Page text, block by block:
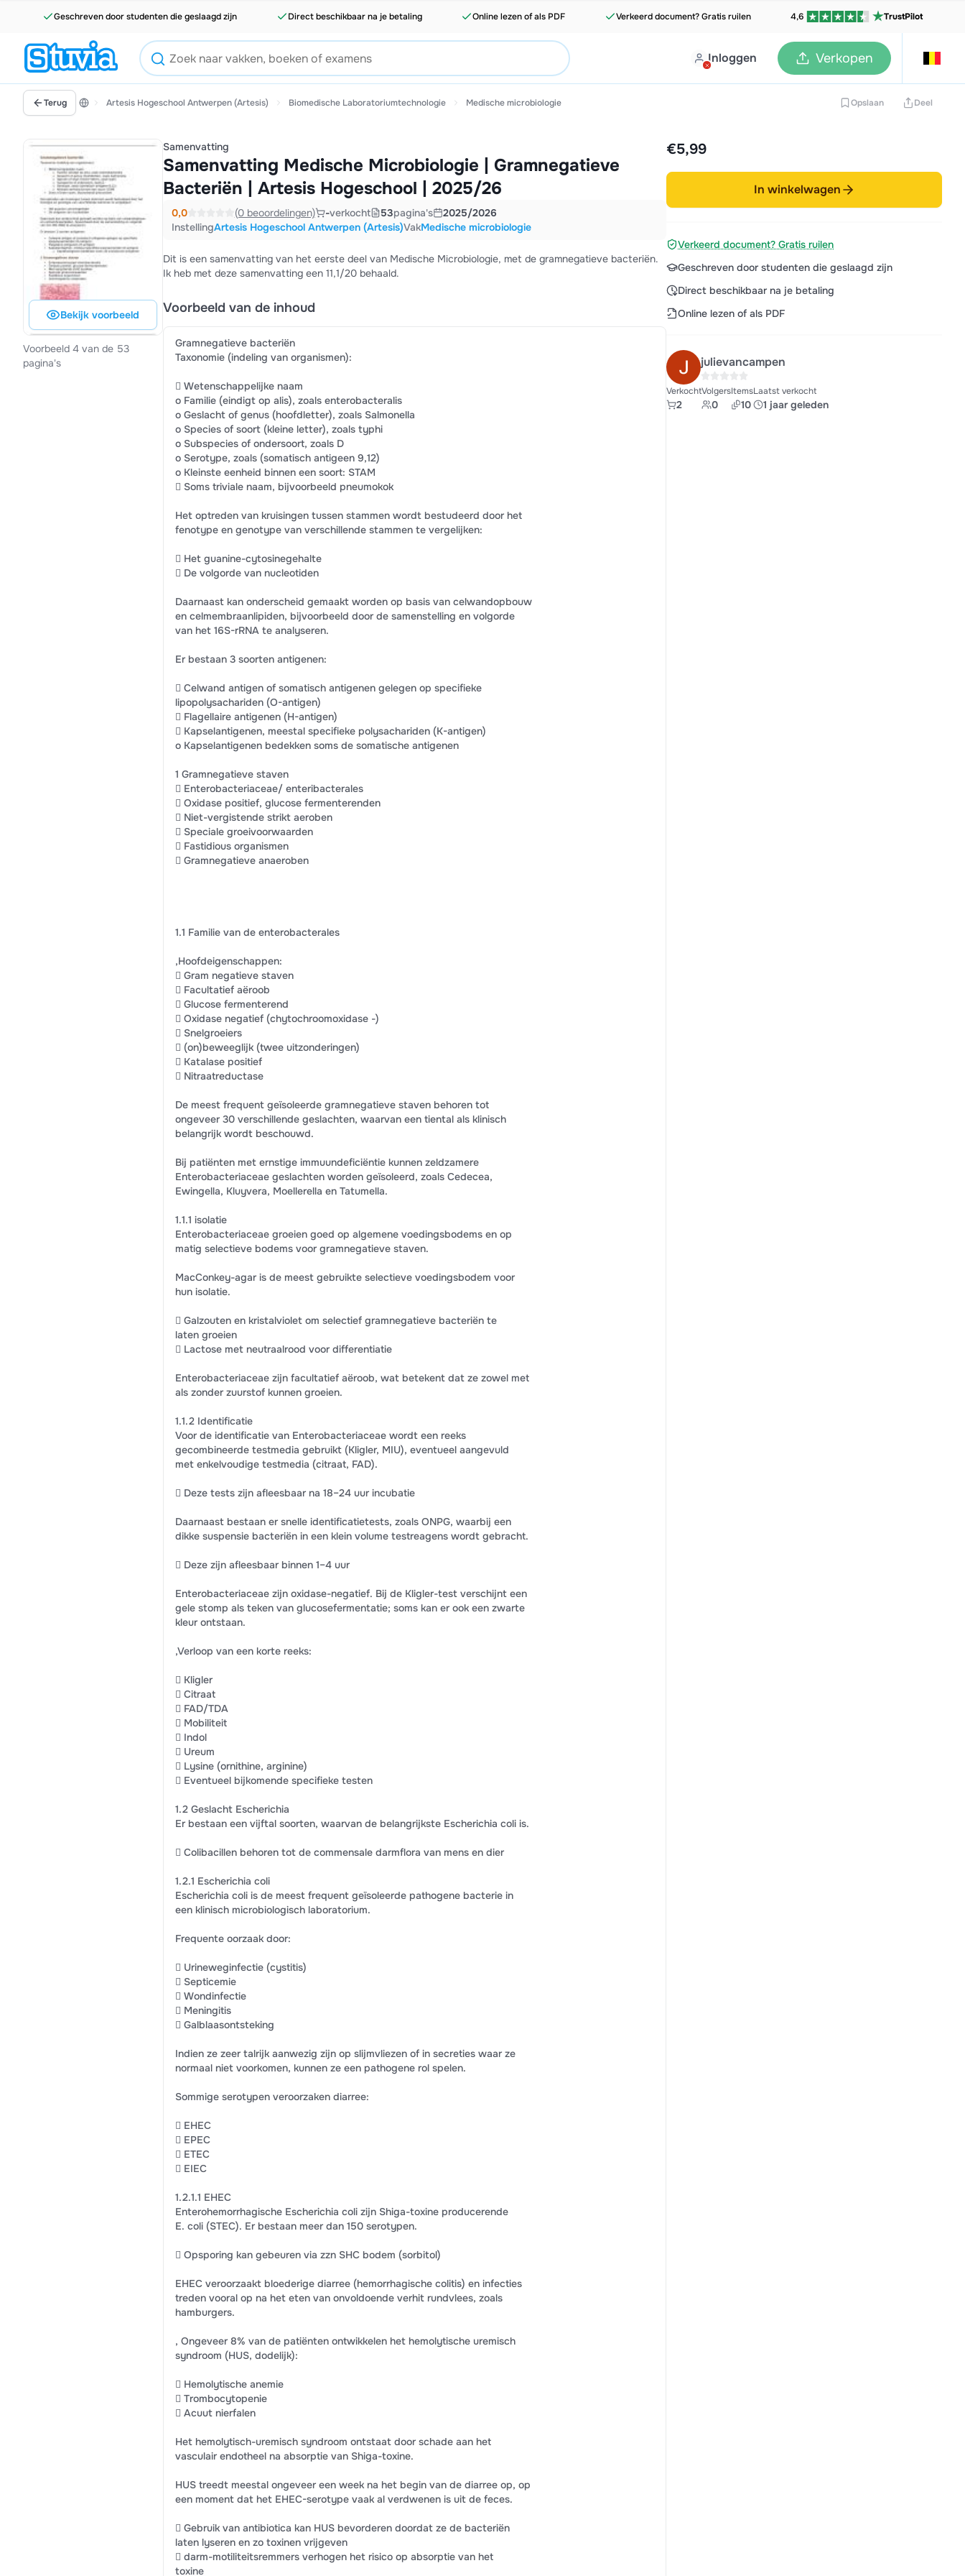
Geschreven door studenten die geslaagd zijn Direct beschikbaar na je betaling Online lezen of als PDF Verkeerd document? Gratis ruilen 4,6 TrustPilot
Inloggen Verkopen
Terug Artesis Hogeschool Antwerpen (Artesis) Biomedische Laboratoriumtechnologie Medische microbiologie Opslaan Deel
Bekijk voorbeeld
Voorbeeld 4 van de 53
pagina's
Samenvatting
Samenvatting Medische Microbiologie | Gramnegatieve
Bacteriën | Artesis Hogeschool | 2025/26
0,0 (0 beoordelingen) -verkocht 53pagina's
2025/2026
InstellingArtesis Hogeschool Antwerpen (Artesis)VakMedische microbiologie
Dit is een samenvatting van het eerste deel van Medische Microbiologie, met de gramnegatieve bacteriën.
Ik heb met deze samenvatting een 11,1/20 behaald.
Voorbeeld van de inhoud
Gramnegatieve bacteriën
Taxonomie (indeling van organismen):
 Wetenschappelijke naam
o Familie (eindigt op alis), zoals enterobacteralis
o Geslacht of genus (hoofdletter), zoals Salmonella
o Species of soort (kleine letter), zoals typhi
o Subspecies of ondersoort, zoals D
o Serotype, zoals (somatisch antigeen 9,12)
o Kleinste eenheid binnen een soort: STAM
 Soms triviale naam, bijvoorbeeld pneumokok
Het optreden van kruisingen tussen stammen wordt bestudeerd door het
fenotype en genotype van verschillende stammen te vergelijken:
 Het guanine-cytosinegehalte
 De volgorde van nucleotiden
Daarnaast kan onderscheid gemaakt worden op basis van celwandopbouw
en celmembraanlipiden, bijvoorbeeld door de samenstelling en volgorde
van het 16S-rRNA te analyseren.
Er bestaan 3 soorten antigenen:
 Celwand antigen of somatisch antigenen gelegen op specifieke
lipopolysachariden (O-antigen)
 Flagellaire antigenen (H-antigen)
 Kapselantigenen, meestal specifieke polysachariden (K-antigen)
o Kapselantigenen bedekken soms de somatische antigenen
1 Gramnegatieve staven
 Enterobacteriaceae/ enteribacterales
 Oxidase positief, glucose fermenterenden
 Niet-vergistende strikt aeroben
 Speciale groeivoorwaarden
 Fastidious organismen
 Gramnegatieve anaeroben
1.1 Familie van de enterobacterales
,Hoofdeigenschappen:
 Gram negatieve staven
 Facultatief aëroob
 Glucose fermenterend
 Oxidase negatief (chytochroomoxidase -)
 Snelgroeiers
 (on)beweeglijk (twee uitzonderingen)
 Katalase positief
 Nitraatreductase
De meest frequent geïsoleerde gramnegatieve staven behoren tot
ongeveer 30 verschillende geslachten, waarvan een tiental als klinisch
belangrijk wordt beschouwd.
Bij patiënten met ernstige immuundeficiëntie kunnen zeldzamere
Enterobacteriaceae geslachten worden geïsoleerd, zoals Cedecea,
Ewingella, Kluyvera, Moellerella en Tatumella.
1.1.1 isolatie
Enterobacteriaceae groeien goed op algemene voedingsbodems en op
matig selectieve bodems voor gramnegatieve staven.
MacConkey-agar is de meest gebruikte selectieve voedingsbodem voor
hun isolatie.
 Galzouten en kristalviolet om selectief gramnegatieve bacteriën te
laten groeien
 Lactose met neutraalrood voor differentiatie
Enterobacteriaceae zijn facultatief aëroob, wat betekent dat ze zowel met
als zonder zuurstof kunnen groeien.
1.1.2 Identificatie
Voor de identificatie van Enterobacteriaceae wordt een reeks
gecombineerde testmedia gebruikt (Kligler, MIU), eventueel aangevuld
met enkelvoudige testmedia (citraat, FAD).
 Deze tests zijn afleesbaar na 18–24 uur incubatie
Daarnaast bestaan er snelle identificatietests, zoals ONPG, waarbij een
dikke suspensie bacteriën in een klein volume testreagens wordt gebracht.
 Deze zijn afleesbaar binnen 1–4 uur
Enterobacteriaceae zijn oxidase-negatief. Bij de Kligler-test verschijnt een
gele stomp als teken van glucosefermentatie; soms kan er ook een zwarte
kleur ontstaan.
,Verloop van een korte reeks:
 Kligler
 Citraat
 FAD/TDA
 Mobiliteit
 Indol
 Ureum
 Lysine (ornithine, arginine)
 Eventueel bijkomende specifieke testen
1.2 Geslacht Escherichia
Er bestaan een vijftal soorten, waarvan de belangrijkste Escherichia coli is.
 Colibacillen behoren tot de commensale darmflora van mens en dier
1.2.1 Escherichia coli
Escherichia coli is de meest frequent geïsoleerde pathogene bacterie in
een klinisch microbiologisch laboratorium.
Frequente oorzaak door:
 Urineweginfectie (cystitis)
 Septicemie
 Wondinfectie
 Meningitis
 Galblaasontsteking
Indien ze zeer talrijk aanwezig zijn op slijmvliezen of in secreties waar ze
normaal niet voorkomen, kunnen ze een pathogene rol spelen.
Sommige serotypen veroorzaken diarree:
 EHEC
 EPEC
 ETEC
 EIEC
1.2.1.1 EHEC
Enterohemorrhagische Escherichia coli zijn Shiga-toxine producerende
E. coli (STEC). Er bestaan meer dan 150 serotypen.
 Opsporing kan gebeuren via zzn SHC bodem (sorbitol)
EHEC veroorzaakt bloederige diarree (hemorrhagische colitis) en infecties
treden vooral op na het eten van onvoldoende verhit rundvlees, zoals
hamburgers.
, Ongeveer 8% van de patiënten ontwikkelen het hemolytische uremisch
syndroom (HUS, dodelijk):
 Hemolytische anemie
 Trombocytopenie
 Acuut nierfalen
Het hemolytisch-uremisch syndroom ontstaat door schade aan het
vasculair endotheel na absorptie van Shiga-toxine.
HUS treedt meestal ongeveer een week na het begin van de diarree op, op
een moment dat het EHEC-serotype vaak al verdwenen is uit de feces.
 Gebruik van antibiotica kan HUS bevorderen doordat ze de bacteriën
laten lyseren en zo toxinen vrijgeven
 darm-motiliteitsremmers verhogen het risico op absorptie van het
toxine
€5,99
In winkelwagen
Verkeerd document? Gratis ruilen
Geschreven door studenten die geslaagd zijn
Direct beschikbaar na je betaling
Online lezen of als PDF
julievancampen
Verkocht
2
Volgers
0
Items
10
Laatst verkocht
1 jaar geleden